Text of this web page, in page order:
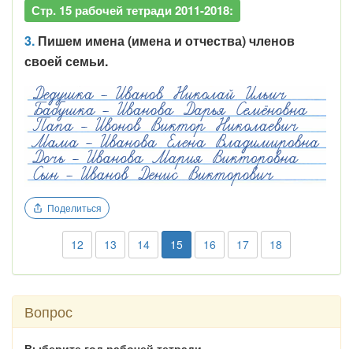
Стр. 15 рабочей тетради 2011-2018:
3. Пишем имена (имена и отчества) членов
своей семьи.
Поделиться
12 13 14 15 16 17 18
Вопрос